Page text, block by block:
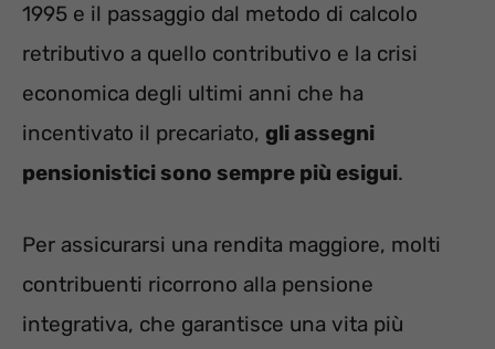
1995 e il passaggio dal metodo di calcolo
retributivo a quello contributivo e la crisi
economica degli ultimi anni che ha
incentivato il precariato, gli assegni
pensionistici sono sempre più esigui.
Per assicurarsi una rendita maggiore, molti
contribuenti ricorrono alla pensione
integrativa, che garantisce una vita più